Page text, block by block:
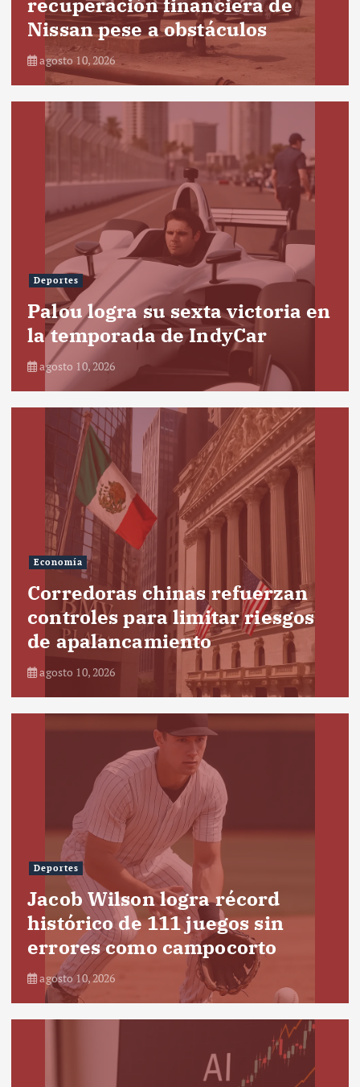
Nissan pese a obstáculos
agosto 10, 2026
Deportes
Palou logra su sexta victoria en
la temporada de IndyCar
agosto 10, 2026
Economía
Corredoras chinas refuerzan
controles para limitar riesgos
de apalancamiento
agosto 10, 2026
Deportes
Jacob Wilson logra récord
histórico de 111 juegos sin
errores como campocorto
agosto 10, 2026